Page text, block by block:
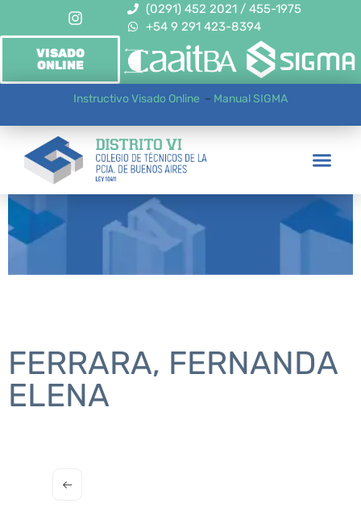
(0291) 452 2021 / 455-1975
+54 9 291 423-8394
VISADO
ONLINE
Instructivo Visado Online – Manual SIGMA
FERRARA, FERNANDA
ELENA